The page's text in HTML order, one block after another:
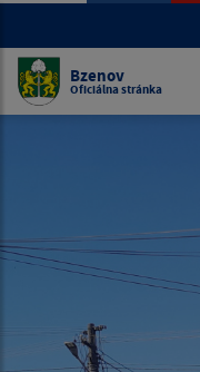
Bzenov
Oficiálna stránka